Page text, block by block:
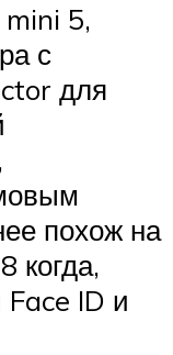
mini 5,
с
для
похож на
когда,
Face ID и